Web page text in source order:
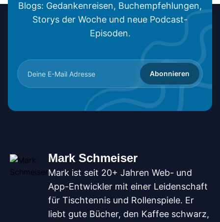
Blogs: Gedankenreisen, Buchempfehlungen,
Storys der Woche und neue Podcast-
Episoden.
Abonnieren
Mark Schmeiser
Mark ist seit 20+ Jahren Web- und
App-Entwickler mit einer Leidenschaft
für Tischtennis und Rollenspiele. Er
liebt gute Bücher, den Kaffee schwarz,